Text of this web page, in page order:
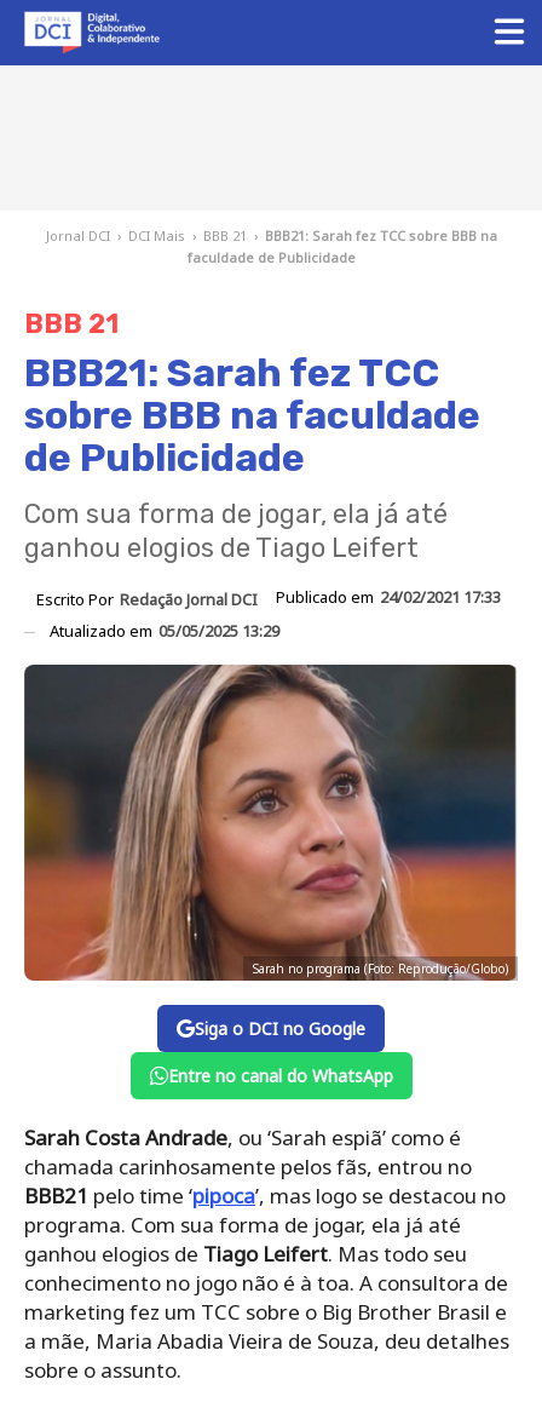
Jornal DCI › DCI Mais › BBB 21 › BBB21: Sarah fez TCC sobre BBB na
faculdade de Publicidade
BBB 21
BBB21: Sarah fez TCC
sobre BBB na faculdade
de Publicidade
Com sua forma de jogar, ela já até
ganhou elogios de Tiago Leifert
Escrito Por Redação Jornal DCI Publicado em 24/02/2021 17:33
Atualizado em 05/05/2025 13:29
Sarah no programa (Foto: Reprodução/Globo)
Siga o DCI no Google
Entre no canal do WhatsApp
Sarah Costa Andrade, ou ‘Sarah espiã’ como é
chamada carinhosamente pelos fãs, entrou no
BBB21 pelo time ‘pipoca’, mas logo se destacou no
programa. Com sua forma de jogar, ela já até
ganhou elogios de Tiago Leifert. Mas todo seu
conhecimento no jogo não é à toa. A consultora de
marketing fez um TCC sobre o Big Brother Brasil e
a mãe, Maria Abadia Vieira de Souza, deu detalhes
sobre o assunto.